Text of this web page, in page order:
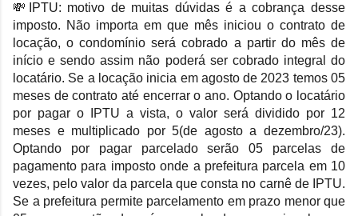
💸IPTU: motivo de muitas dúvidas é a cobrança desse
imposto. Não importa em que mês iniciou o contrato de
locação, o condomínio será cobrado a partir do mês de
início e sendo assim não poderá ser cobrado integral do
locatário. Se a locação inicia em agosto de 2023 temos 05
meses de contrato até encerrar o ano. Optando o locatário
por pagar o IPTU a vista, o valor será dividido por 12
meses e multiplicado por 5(de agosto a dezembro/23).
Optando por pagar parcelado serão 05 parcelas de
pagamento para imposto onde a prefeitura parcela em 10
vezes, pelo valor da parcela que consta no carnê de IPTU.
Se a prefeitura permite parcelamento em prazo menor que